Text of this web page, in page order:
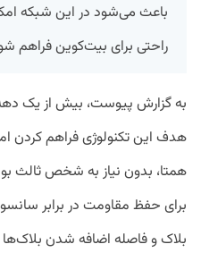
باعث می‌شود در این شبکه
راحتی برای بیت‌کوین فراهم
به گزارش پیوست، بیش از یک
هدف این تکنولوژی فراهم کردن
همتا، بدون نیاز به شخص ثالث
برای حفظ مقاومت در برابر